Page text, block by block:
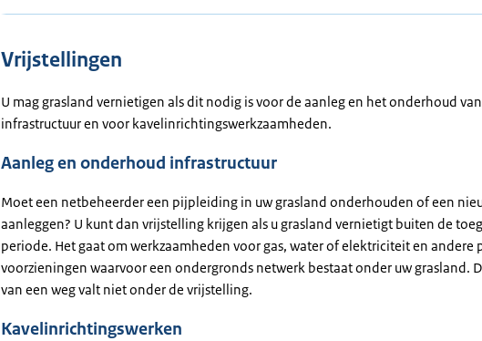
Vrijstellingen
U mag grasland vernietigen als dit nodig is voor de aanleg en het onderhoud van
infrastructuur en voor kavelinrichtingswerkzaamheden.
Aanleg en onderhoud infrastructuur
Moet een netbeheerder een pijpleiding in uw grasland onderhouden of een
aanleggen? U kunt dan vrijstelling krijgen als u grasland vernietigt buiten de
periode. Het gaat om werkzaamheden voor gas, water of elektriciteit en andere
voorzieningen waarvoor een ondergronds netwerk bestaat onder uw grasland.
van een weg valt niet onder de vrijstelling.
Kavelinrichtingswerken